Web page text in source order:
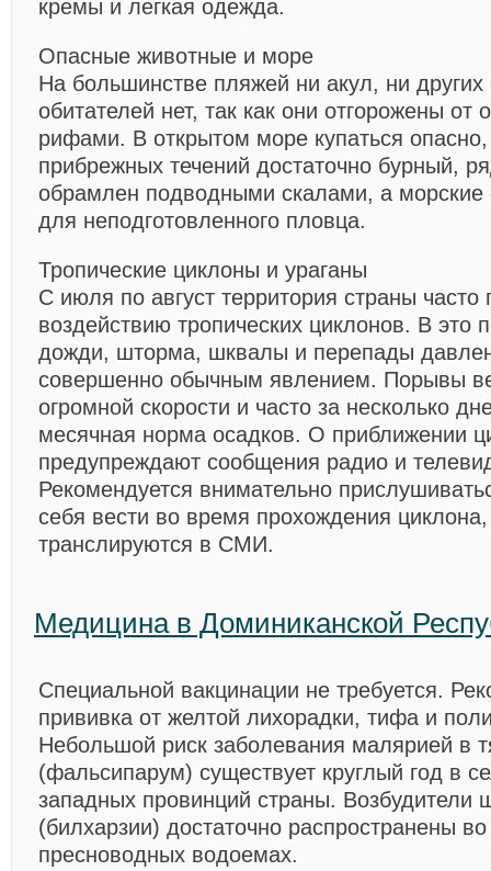
кремы и легкая одежда.
Опасные животные и море
Нa большинстве пляжей ни акул, ни
обитателей нет, так как они отгорожены от
рифами. В открытом море купаться опасно,
прибрежных течений достаточно бурный,
обрамлен подводными скалами, а морские
для неподготовленного пловца.
Тропические циклоны и ураганы
С июля по август территория страны часто
воздействию тропических циклонов. В
дожди, шторма, шквалы и перепады
совершенно обычным явлением. Порывы
огромной скорости и часто за несколько
месячная норма осадков. О приближении
предупреждают сообщения радио и
Рекомендуется внимательно
себя вести во время прохождения
транслируются в СМИ.
Медицина в Доминиканской
Специальной вакцинации не требуется.
прививка от желтой лихорадки, тифа и
Небольшой риск заболевания малярией в
(фальсипарум) существует круглый год в
западных провинций страны. Возбудители
(билхарзии) достаточно распространены
пресноводных водоемах.